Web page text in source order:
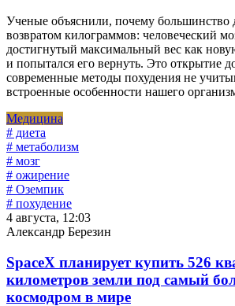
Ученые объяснили, почему большинство
возвратом килограммов: человеческий
достигнутый максимальный вес как
и попытался его вернуть. Это открытие
современные методы похудения не
встроенные особенности нашего
Медицина
# диета
# метаболизм
# мозг
# ожирение
# Оземпик
# похудение
4 августа, 12:03
Александр Березин
SpaceX планирует купить 526
километров земли под самый
космодром в мире